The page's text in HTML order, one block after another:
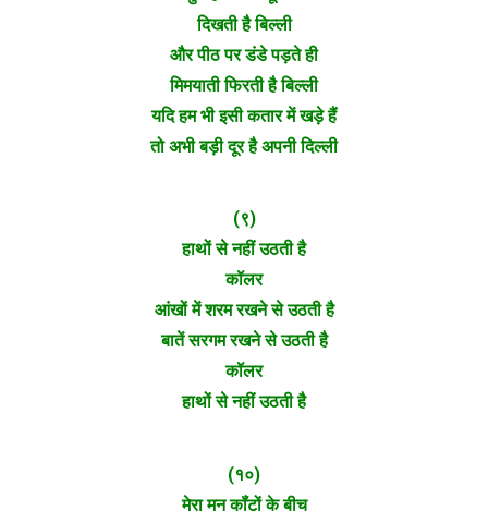
दिखती है बिल्ली
और पीठ पर डंडे पड़ते ही
मिमयाती फिरती है बिल्ली
यदि हम भी इसी कतार में खड़े हैं
तो अभी बड़ी दूर है अपनी दिल्ली
(९)
हाथों से नहीं उठती है
कॉलर
आंखों में शरम रखने से उठती है
बातें सरगम रखने से उठती है
कॉलर
हाथों से नहीं उठती है
(१०)
मेरा मन कॉंटों के बीच